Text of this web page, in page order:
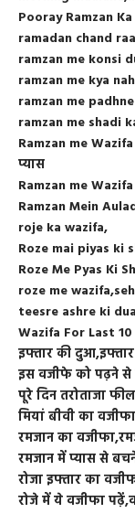
Pooray Ramzan
ramadan chand
ramzan me konsi
ramzan me kya
ramzan me
ramzan me shadi
Ramzan me
प्यास
Ramzan me
Ramzan Mein
roje ka wazifa
Roze mai piyas ki
Roze Me Pyas Ki
roze me wazifa
teesre ashre ki
Wazifa For Last
इफ्तार की दुआ
इस वजीफे को पढ़ने से
पूरे दिन तरोताजा
मियां बीवी का वजीफा
रमजान का वजीफा
रमजान में प्यास से
रोजा इफ्तार का
रोजे में ये वजीफा पढ़ें